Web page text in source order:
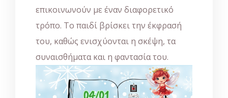
επικοινωνούν με έναν διαφορετικό
τρόπο. Το παιδί βρίσκει την έκφρασή
του, καθώς ενισχύονται η σκέψη, τα
συναισθήματα και η φαντασία του.